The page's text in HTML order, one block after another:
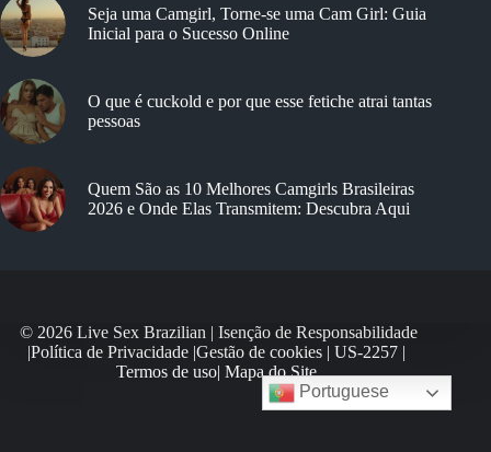
Seja uma Camgirl, Torne-se uma Cam Girl: Guia
Inicial para o Sucesso Online
O que é cuckold e por que esse fetiche atrai tantas
pessoas
Quem São as 10 Melhores Camgirls Brasileiras
2026 e Onde Elas Transmitem: Descubra Aqui
© 2026 Live Sex Brazilian | Isenção de Responsabilidade
|Política de Privacidade |Gestão de cookies | US-2257|
Termos de uso| Mapa do Site
Portuguese